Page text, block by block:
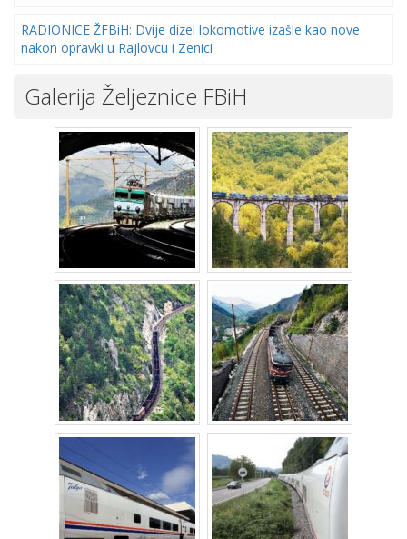
RADIONICE ŽFBiH: Dvije dizel lokomotive izašle kao nove
nakon opravki u Rajlovcu i Zenici
Galerija Željeznice FBiH